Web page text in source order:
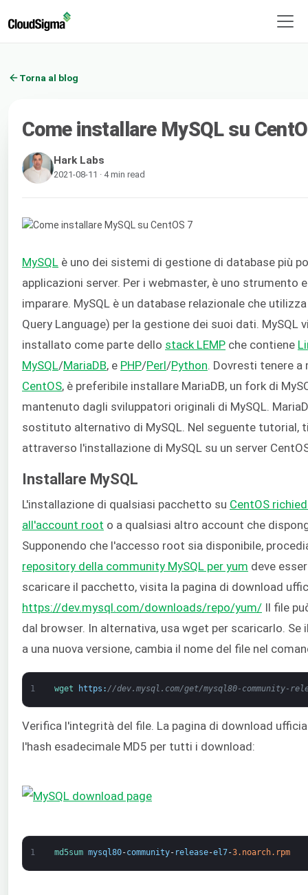
Torna al blog
Come installare MySQL su
Hark Labs
2021-08-11 · 4 min read
MySQL è uno dei sistemi di gestione di database più
applicazioni server. Per i webmaster, è uno strumento
imparare. MySQL è un database relazionale che
Query Language) per la gestione dei suoi dati. MySQL
installato come parte dello stack LEMP che contiene
MySQL/MariaDB, e PHP/Perl/Python . Dovresti tenere
CentOS, è preferibile installare MariaDB, un fork di
mantenuto dagli sviluppatori originali di MySQL.
sostituto alternativo di MySQL. Nel seguente tutorial,
attraverso l'installazione di MySQL su un server
Installare MySQL
L'installazione di qualsiasi pacchetto su CentOS
all'account root o a qualsiasi altro account che
Supponendo che l'accesso root sia disponibile,
repository della community MySQL per yum deve
scaricare il pacchetto, visita la pagina di download
https://dev.mysql.com/downloads/repo/yum/ Il file
dal browser. In alternativa, usa wget per scaricarlo. Se
a una nuova versione, cambia il nome del file nel
1 wget https : //dev.mysql.com/get/mysql80-community-
Verifica l'integrità del file. La pagina di download
l'hash esadecimale MD5 per tutti i download:
1 md5sum mysql80-community- release-el7-3.noarch.rpm